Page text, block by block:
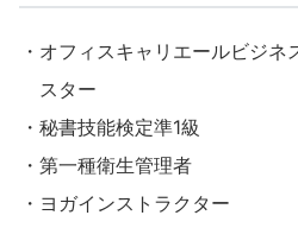
・オフィスキャリエールビジ
スター
・秘書技能検定準1級
・第一種衛生管理者
・ヨガインストラクター